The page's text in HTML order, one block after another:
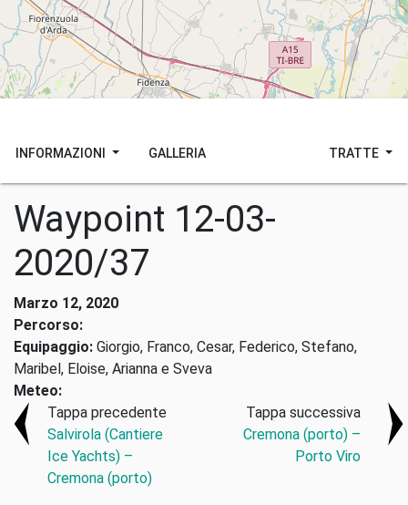
INFORMAZIONI GALLERIA TRATTE
Waypoint 12-03-
2020/37
Marzo 12, 2020
Percorso:
Equipaggio: Giorgio, Franco, Cesar, Federico, Stefano,
Maribel, Eloise, Arianna e Sveva
Meteo:
Tappa precedente
Salvirola (Cantiere
Ice Yachts) –
Cremona (porto)
Tappa successiva
Cremona (porto) –
Porto Viro